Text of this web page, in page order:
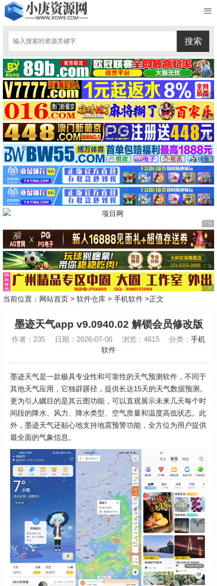
当前位置： 网站首页 > 软件仓库 > 手机软件 >正文
墨迹天气app v9.0940.02 解锁会员修改版
作者：235 日期：2026-07-06 浏览：4615 分类： 手机
软件
墨迹天气是一款极具专业性和可靠性的天气预测软件，不同于
其他天气应用，它独辟蹊径，提供长达15天的天气数据预测。
更为引人瞩目的是其云图功能，可以直观展示未来几天每个时
间段的降水、风力、降水类型、空气质量和温度高低状态。此
外，墨迹天气还贴心地支持地震预警功能，全方位为用户提供
最全面的气象信息。